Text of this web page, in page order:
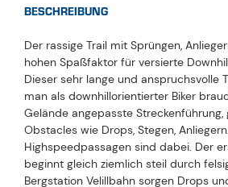
BESCHREIBUNG
Der rassige Trail mit Sprüngen,
hohen Spaßfaktor für versierte
Dieser sehr lange und anspruchsvolle
man als downhillorientierter Biker
Gelände angepasste
Obstacles wie Drops, Stegen,
Highspeedpassagen sind dabei. Der
beginnt gleich ziemlich steil durch
Bergstation Velillbahn sorgen Drops